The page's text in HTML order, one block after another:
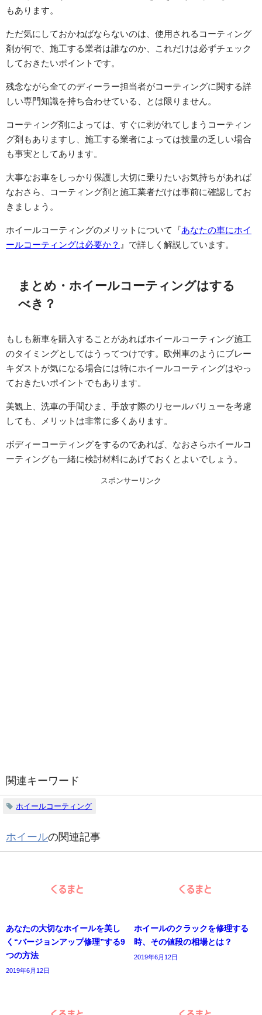
もあります。
ただ気にしておかねばならないのは、使用されるコーティング
剤が何で、施工する業者は誰なのか、これだけは必ずチェック
しておきたいポイントです。
残念ながら全てのディーラー担当者がコーティングに関する詳
しい専門知識を持ち合わせている、とは限りません。
コーティング剤によっては、すぐに剥がれてしまうコーティン
グ剤もありますし、施工する業者によっては技量の乏しい場合
も事実としてあります。
大事なお車をしっかり保護し大切に乗りたいお気持ちがあれば
なおさら、コーティング剤と施工業者だけは事前に確認してお
きましょう。
ホイールコーティングのメリットについて『あなたの車にホイ
ールコーティングは必要か？ 』で詳しく解説しています。
まとめ・ホイールコーティングはする
べき？
もしも新車を購入することがあればホイールコーティング施工
のタイミングとしてはうってつけです。欧州車のようにブレー
キダストが気になる場合には特にホイールコーティングはやっ
ておきたいポイントでもあります。
美観上、洗車の手間ひま、手放す際のリセールバリューを考慮
しても、メリットは非常に多くあります。
ボディーコーティングをするのであれば、なおさらホイールコ
ーティングも一緒に検討材料にあげておくとよいでしょう。
スポンサーリンク
関連キーワード
ホイールコーティング
ホイールの関連記事
あなたの大切なホイールを美し
く“バージョンアップ修理”する9
つの方法
2019年6月12日
ホイールのクラックを修理する
時、その値段の相場とは？
2019年6月12日